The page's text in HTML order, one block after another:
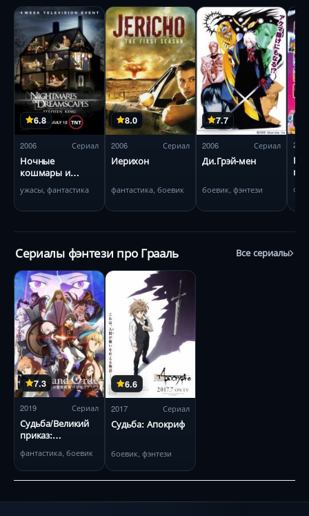
6.8
2006 Сериал
Ночные
кошмары и
видения: По
ужасы, фантастика
8.0
2006 Сериал
Иерихон
фантастика, боевик
7.7
2006 Сериал
Ди.Грэй-мен
боевик, фэнтези
2006
Сериалы фэнтези про Грааль Все сериалы
7.3
2019 Сериал
Судьба/Великий
приказ:
фантастика, боевик
6.6
2017 Сериал
Судьба: Апокриф
боевик, фэнтези